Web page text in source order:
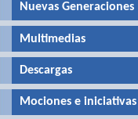
Nuevas Generaciones
Multimedias
Descargas
Mociones e iniciativas